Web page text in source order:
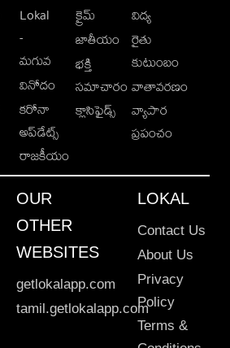
Lokal
-
మగువ
వినోదం
కరోనా
అప్‌డేట్స్
రాజకీయం
క్రైమ్
జాతీయం
భక్తి
సమాచారం
క్లాసిఫైడ్స్
విద్య
రైతు
కుటుంబం
వాతావరణం
వ్యాపార
ప్రపంచం
OUR
OTHER
WEBSITES
getlokalapp.com
tamil.getlokalapp.com
LOKAL
Contact Us
About Us
Privacy
Policy
Terms &